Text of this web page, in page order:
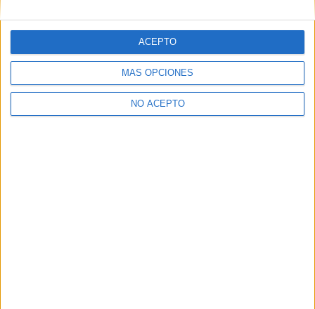
MÁS OPCIONES
NO ACEPTO
ACEPTO
Y como regalo de agradecimiento, por registrarte te daremos
gratis una copia de nuestro ebook con 100 consejos para tu
primer año de universidad